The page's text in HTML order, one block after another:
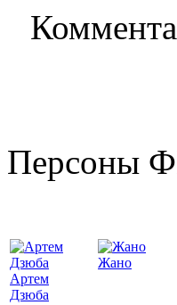
Персоны
Артем
Дзюба
Жано